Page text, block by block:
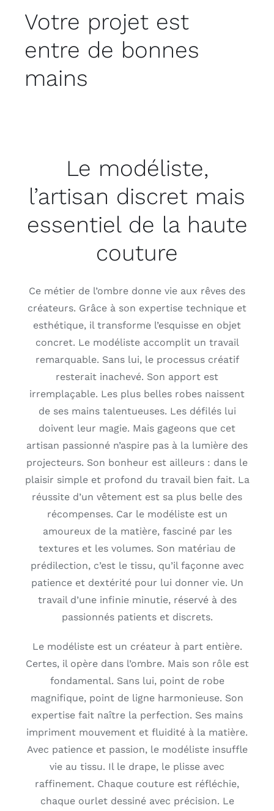
Votre projet est
entre de bonnes
mains
Le modéliste,
l’artisan discret mais
essentiel de la haute
couture
Ce métier de l’ombre donne vie aux rêves des
créateurs. Grâce à son expertise technique et
esthétique, il transforme l’esquisse en objet
concret. Le modéliste accomplit un travail
remarquable. Sans lui, le processus créatif
resterait inachevé. Son apport est
irremplaçable. Les plus belles robes naissent
de ses mains talentueuses. Les défilés lui
doivent leur magie. Mais gageons que cet
artisan passionné n’aspire pas à la lumière des
projecteurs. Son bonheur est ailleurs : dans le
plaisir simple et profond du travail bien fait. La
réussite d’un vêtement est sa plus belle des
récompenses. Car le modéliste est un
amoureux de la matière, fasciné par les
textures et les volumes. Son matériau de
prédilection, c’est le tissu, qu’il façonne avec
patience et dextérité pour lui donner vie. Un
travail d’une infinie minutie, réservé à des
passionnés patients et discrets.
Le modéliste est un créateur à part entière.
Certes, il opère dans l’ombre. Mais son rôle est
fondamental. Sans lui, point de robe
magnifique, point de ligne harmonieuse. Son
expertise fait naître la perfection. Ses mains
impriment mouvement et fluidité à la matière.
Avec patience et passion, le modéliste insuffle
vie au tissu. Il le drape, le plisse avec
raffinement. Chaque couture est réfléchie,
chaque ourlet dessiné avec précision. Le